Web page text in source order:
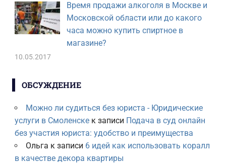
Время продажи алкоголя в Москве и
Московской области или до какого
часа можно купить спиртное в
магазине?
10.05.2017
ОБСУЖДЕНИЕ
Можно ли судиться без юриста - Юридические
услуги в Смоленскек записи Подача в суд онлайн
без участия юриста: удобство и преимущества
Ольга к записи 6 идей как использовать коралл
в качестве декора квартиры